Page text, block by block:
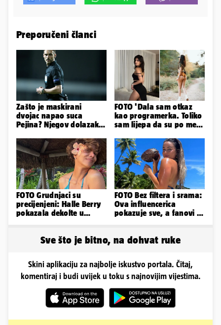
Preporučeni članci
Zašto je maskirani
dvojac napao suca
Pejina? Njegov dolazak u
čuđenje
FOTO 'Dala sam otkaz
kao programerka. Toliko
sam lijepa da su po meni
FOTO Grudnjaci su
precijenjeni: Halle Berry
pokazala dekolte u
FOTO Bez filtera i srama:
Ova influencerica
pokazuje sve, a fanovi je
Sve što je bitno, na dohvat ruke
Skini aplikaciju za najbolje iskustvo portala. Čitaj,
komentiraj i budi uvijek u toku s najnovijim vijestima.